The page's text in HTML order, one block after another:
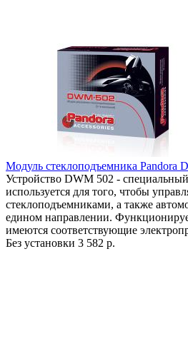
Модуль стеклоподъемника Pandora
Устройство DWM 502 -
используется для того, чтобы
стеклоподъемниками, а также
едином направлении.
имеются соответствующие
Без установки 3 582 р.